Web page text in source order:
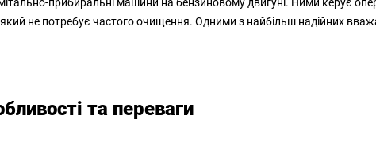
не потребує частого очищення. Одними з найбільш надійних
та переваги